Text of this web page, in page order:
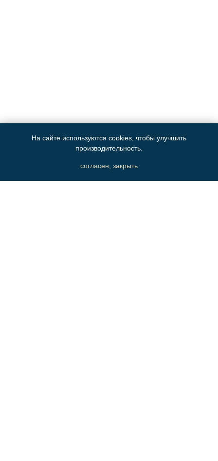
На сайте используются cookies, чтобы улучшить
производительность.
согласен, закрыть